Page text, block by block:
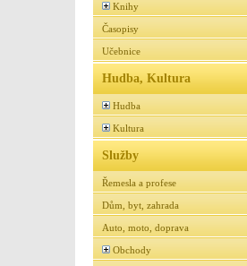
Knihy
Časopisy
Učebnice
Hudba, Kultura
Hudba
Kultura
Služby
Řemesla a profese
Dům, byt, zahrada
Auto, moto, doprava
Obchody